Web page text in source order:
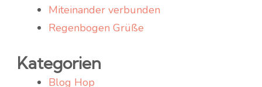
Miteinander verbunden
Regenbogen Grüße
Kategorien
Blog Hop